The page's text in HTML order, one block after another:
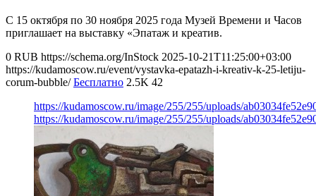
С 15 октября по 30 ноября 2025 года Музей Времени и Часов
приглашает на выставку «Эпатаж и креатив.
0 RUB https://schema.org/InStock 2025-10-21T11:25:00+03:00
https://kudamoscow.ru/event/vystavka-epatazh-i-kreativ-k-25-letiju-
corum-bubble/ Бесплатно 2.5K 42
https://kudamoscow.ru/image/255/255/uploads/
https://kudamoscow.ru/image/255/255/uploads/